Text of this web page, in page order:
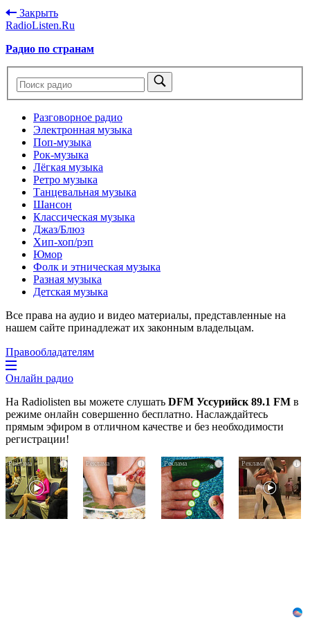
Закрыть
RadioListen.Ru
Радио по странам
Разговорное радио
Электронная музыка
Поп-музыка
Рок-музыка
Лёгкая музыка
Ретро музыка
Танцевальная музыка
Шансон
Классическая музыка
Джаз/Блюз
Хип-хоп/рэп
Юмор
Фолк и этническая музыка
Разная музыка
Детская музыка
Все права на аудио и видео материалы, представленные на
нашем сайте принадлежат их законным владельцам.
Правообладателям
Онлайн радио
На Radiolisten вы можете слушать DFM Уссурийск 89.1 FM в
режиме онлайн совершенно бесплатно. Наслаждайтесь
прямым эфиром в отличном качестве и без необходимости
регистрации!
i
Королева
вагона
отожгла!
Видео
i
Этот
трюк
уничтожает
грибок
i
дней
исчезнет
i